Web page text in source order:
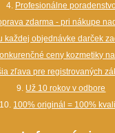
4. Profesionálne
zdarma - pri nákupe
každej objednávke darček
ceny kozmetiky
zľava pre registrovaných
9. Už 10 rokov v odbore
10. 100% originál = 100%